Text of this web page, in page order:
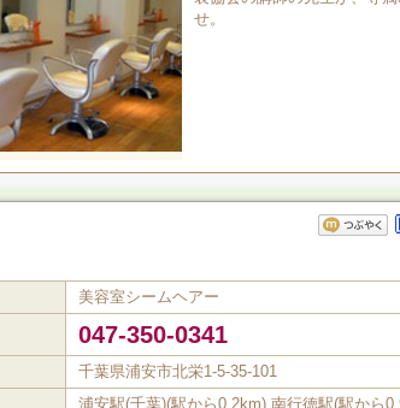
せ。
美容室シームヘアー
047-350-0341
千葉県浦安市北栄1-5-35-101
浦安駅(千葉)(駅から0.2km) 南行徳駅(駅から